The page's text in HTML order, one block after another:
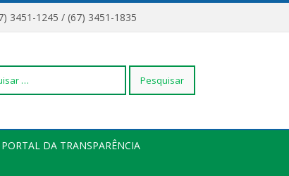
3451-1245 / (67) 3451-1835
PORTAL DA TRANSPARÊNCIA